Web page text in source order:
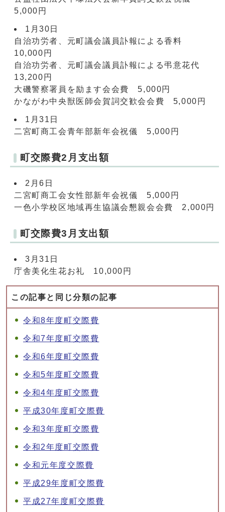
5,000円
1月30日
自治功労者、元町議会議員訃報による香料
10,000円
自治功労者、元町議会議員訃報による弔意花代
13,200円
大磯警察署員を励ます会会費 5,000円
かながわ中央獣医師会賀詞交歓会会費 5,000円
1月31日
二宮町商工会青年部新年会祝儀 5,000円
町交際費2月支出額
2月6日
二宮町商工会女性部新年会祝儀 5,000円
一色小学校区地域再生協議会懇親会会費 2,000円
町交際費3月支出額
3月31日
庁舎美化生花お礼 10,000円
この記事と同じ分類の記事
令和8年度町交際費
令和7年度町交際費
令和6年度町交際費
令和5年度町交際費
令和4年度町交際費
平成30年度町交際費
令和3年度町交際費
令和2年度町交際費
令和元年度交際費
平成29年度町交際費
平成27年度町交際費